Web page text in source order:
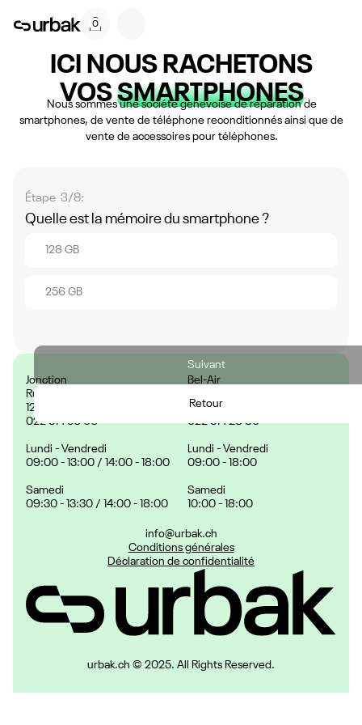
0
ICI NOUS RACHETONS
VOSSMARTPHONES
Nous sommes une société genevoise de réparation de
smartphones, de vente de téléphone reconditionnés ainsi que de
vente de accessoires pour téléphones.
Étape 3/8:
Quelle est la mémoire du smartphone ?
128 GB
256 GB
Retour
Suivant
Jonction
Rue des Deux-Ponts 29,
1205 Genève, Suisse
022 314 56 06
Lundi - Vendredi
09:00 - 13:00 / 14:00 - 18:00
Samedi
09:30 - 13:30 / 14:00 - 18:00
Bel-Air
1204 Genève, Suisse
022 314 28 80
Lundi - Vendredi
09:00 - 18:00
Samedi
10:00 - 18:00
info@urbak.ch
Conditions générales
Déclaration de confidentialité
urbak.ch © 2025. All Rights Reserved.